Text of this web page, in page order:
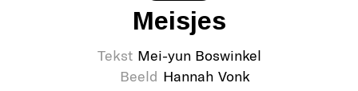
Meisjes
Tekst Mei-yun Boswinkel
Beeld Hannah Vonk